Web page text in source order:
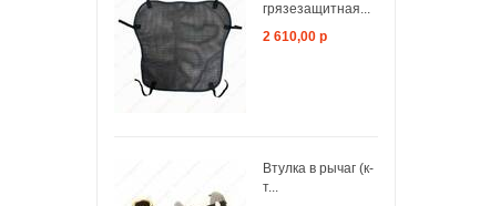
грязезащитная...
2 610,00 р
Втулка в рычаг (к-
т...